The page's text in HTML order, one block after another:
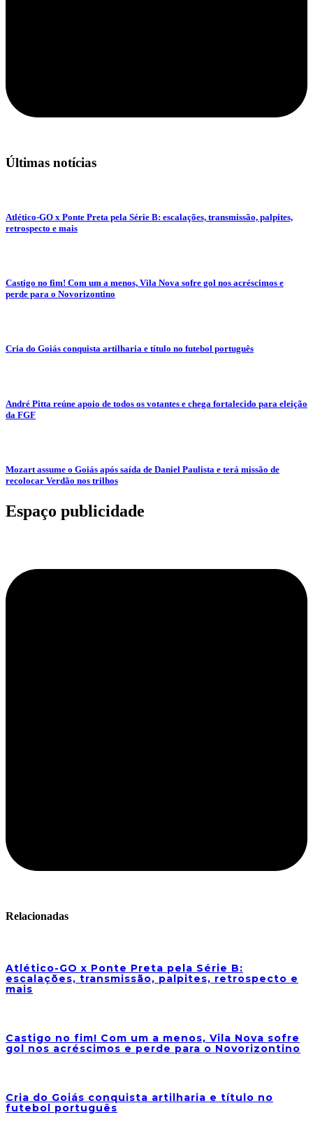
Últimas notícias
Atlético-GO x Ponte Preta pela Série B: escalações, transmissão, palpites,
retrospecto e mais
Castigo no fim! Com um a menos, Vila Nova sofre gol nos acréscimos e
perde para o Novorizontino
Cria do Goiás conquista artilharia e título no futebol português
André Pitta reúne apoio de todos os votantes e chega fortalecido para eleição
da FGF
Mozart assume o Goiás após saída de Daniel Paulista e terá missão de
recolocar Verdão nos trilhos
Espaço publicidade
Relacionadas
Atlético-GO x Ponte Preta pela Série B:
escalações, transmissão, palpites, retrospecto e
mais
Castigo no fim! Com um a menos, Vila Nova sofre
gol nos acréscimos e perde para o Novorizontino
Cria do Goiás conquista artilharia e título no
futebol português